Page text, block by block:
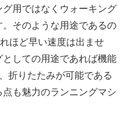
用ではなくウォーキング
そのような用途であるの
ほど早い速度は出ませ
しての用途であれば機能
折りたたみが可能である
も魅力のランニングマシ